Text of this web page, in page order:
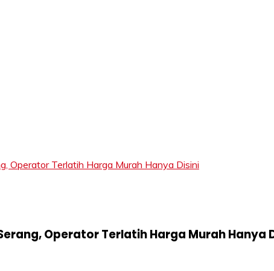
Terlatih Harga Murah Hanya Disini
Operator Terlatih Harga Murah Hanya